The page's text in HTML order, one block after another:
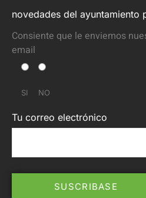
novedades del ayuntamiento
Consiente que le enviemos
email
SI NO
Tu correo electrónico